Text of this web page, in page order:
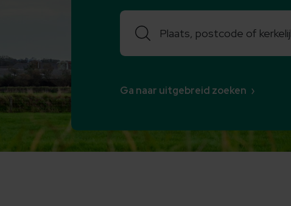
Zoeken
Ga naar uitgebreid zoeken